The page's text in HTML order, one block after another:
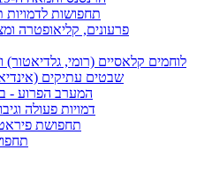
תחפושות לדמויות
פרעונים, קליאופטרה
לוחמים קלאסיים (רומי, גלדיאטור)
שבטים עתיקים
המערב הפרוע -
דמויות פעולה
תחפושת